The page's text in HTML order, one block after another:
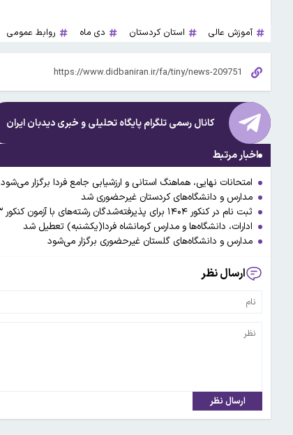
آموزش عالی استان کردستان دی ماه روابط عمومی
کانال رسمی تلگرام پایگاه تحلیلی و خبریدیدبان ایران
اخبار مرتبط
امتحانات نهایی، هماهنگ استانی و ارزشیابی جامع فردا برگزار می‌شود
مدارس و دانشگاه‌های کردستان غیرحضوری شد
ثبت نام در کنکور ۱۴۰۴ برای پذیرفته‌شدگان رشته‌های با آزمون کنکور ۱۴۰۳ ممنوع است
ادارات، دانشگاه‌ها و مدارس کرمانشاه فردا(یکشنبه) تعطیل شد
مدارس و دانشگاه‌های گلستان غیرحضوری برگزار می‌شود
ارسال نظر
ارسال نظر